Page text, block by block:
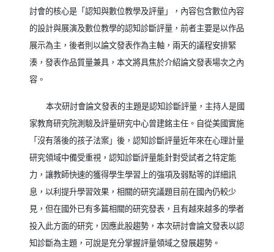
討會的核心是「認知與數位教學及評量」，內容包含數位內容
的設計與展演及數位教學的認知診斷評量，前者主要是以作品
展示為主，後者則以論文發表作為主軸，兩天的議程安排緊
湊，發表作品質量兼具，本文將具焦於介紹論文發表場次之內
容。
本次研討會論文發表的主題是認知診斷評量，主持人是國
家教育研究院測驗及評量研究中心曾建銘主任。自從美國實施
「沒有落後的孩子法案」後，認知診斷評量近年來在心理計量
研究領域中備受重視，認知診斷評量能針對受試者之特定能
力，讓教師快速的獲得學生學習上的強項及弱點等的詳細訊
息，以利提升學習效果，相關的研究議題目前在國內仍較少
見，但在國外已有多篇相關的研究發表，且有越來越多的學者
投入此方面的研究，因應此股趨勢，本次研討會論文發表以認
知診斷為主題，可說是充分掌握評量領域之發展趨勢。